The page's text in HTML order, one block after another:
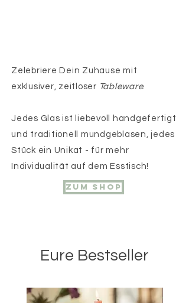
Zelebriere Dein Zuhause mit
exklusiver, zeitloser Tableware.
Jedes Glas ist liebevoll handgefertigt
und traditionell mundgeblasen, jedes
Stück ein Unikat - für mehr
Individualität auf dem Esstisch!
zum Shop
Eure Bestseller